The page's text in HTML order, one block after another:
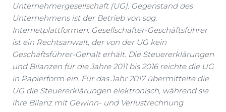
Unternehmergesellschaft (UG). Gegenstand des
Unternehmens ist der Betrieb von sog.
Internetplattformen. Gesellschafter-Geschäftsführer
ist ein Rechtsanwalt, der von der UG kein
Geschäftsführer-Gehalt erhält. Die Steuererklärungen
und Bilanzen für die Jahre 2011 bis 2016 reichte die UG
in Papierform ein. Für das Jahr 2017 übermittelte die
UG die Steuererklärungen elektronisch, während sie
ihre Bilanz mit Gewinn- und Verlustrechnung